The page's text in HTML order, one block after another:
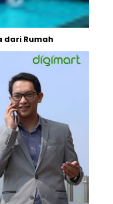
dari Rumah